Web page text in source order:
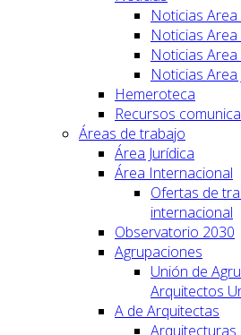
Noticias
Noticias Area
Noticias Area
Noticias Area
Hemeroteca
Recursos
Áreas de trabajo
Área Jurídica
Área Internacional
Ofertas de
internacional
Observatorio 2030
Agrupaciones
Unión de
Arquitectos
A de Arquitectas
Arquitecturas